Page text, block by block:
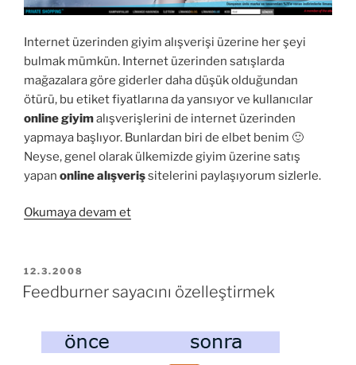
Internet üzerinden giyim alışverişi üzerine her şeyi
bulmak mümkün. Internet üzerinden satışlarda
mağazalara göre giderler daha düşük olduğundan
ötürü, bu etiket fiyatlarına da yansıyor ve kullanıcılar
online giyimalışverişlerini de internet üzerinden
yapmaya başlıyor. Bunlardan biri de elbet benim 🙂
Neyse, genel olarak ülkemizde giyim üzerine satış
yapan online alışverişsitelerini paylaşıyorum sizlerle.
Okumaya devam et“Online
yapabileceğiniz
YAYIM
TARIHI
12.3.2008
Feedburner sayacını özelleştirmek